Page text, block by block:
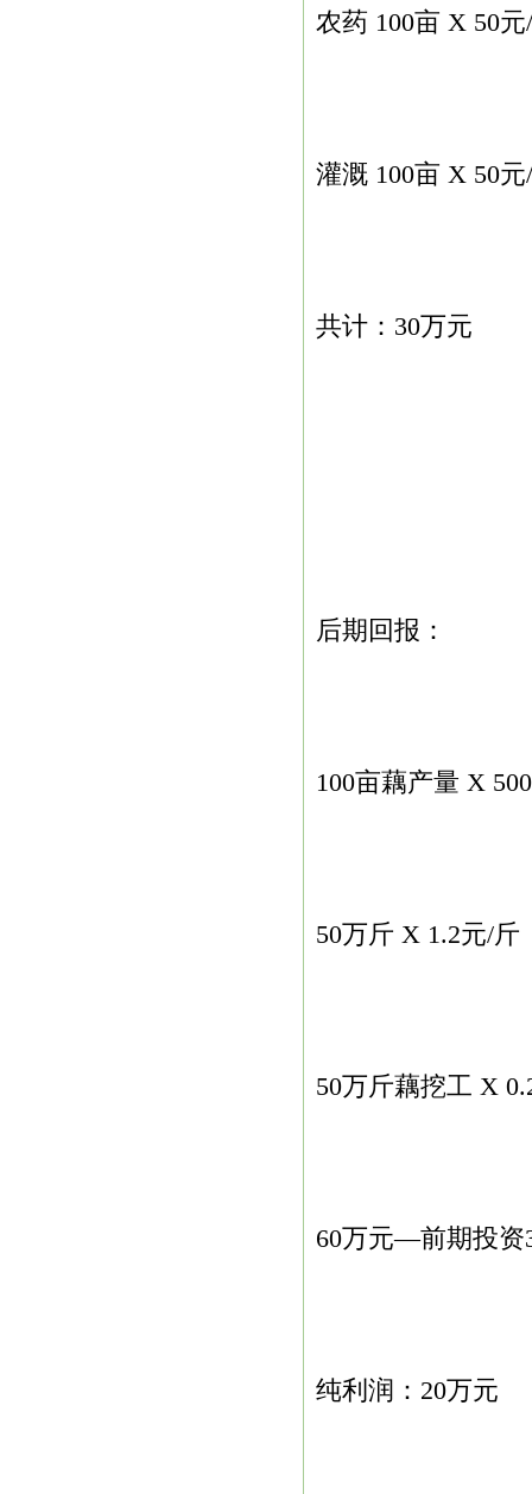
农药 100亩 X 50
灌溉 100亩 X 50
共计：30万元
后期回报：
100亩藕产量 X
50万斤 X 1.2元/斤
50万斤藕挖工 X
60万元—前期投资
纯利润：20万元